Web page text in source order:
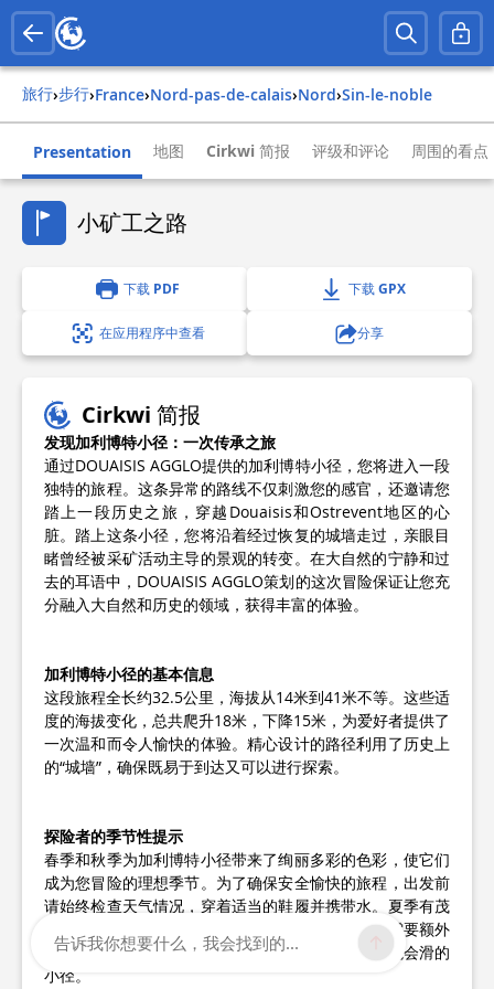
旅行› 步行› france› nord-pas-de-calais› nord› sin-le-noble
Presentation 地图 Cirkwi 简报 评级和评论 周围的看点
小矿工之路
下载 PDF 下载 GPX
在应用程序中查看 分享
Cirkwi 简报
发现加利博特小径：一次传承之旅
通过DOUAISIS AGGLO提供的加利博特小径，您将进入一段
独特的旅程。这条异常的路线不仅刺激您的感官，还邀请您
踏上一段历史之旅，穿越Douaisis和Ostrevent地区的心
脏。踏上这条小径，您将沿着经过恢复的城墙走过，亲眼目
睹曾经被采矿活动主导的景观的转变。在大自然的宁静和过
去的耳语中，DOUAISIS AGGLO策划的这次冒险保证让您充
分融入大自然和历史的领域，获得丰富的体验。
加利博特小径的基本信息
这段旅程全长约32.5公里，海拔从14米到41米不等。这些适
度的海拔变化，总共爬升18米，下降15米，为爱好者提供了
一次温和而令人愉快的体验。精心设计的路径利用了历史上
的“城墙”，确保既易于到达又可以进行探索。
探险者的季节性提示
春季和秋季为加利博特小径带来了绚丽多彩的色彩，使它们
成为您冒险的理想季节。为了确保安全愉快的旅程，出发前
请始终检查天气情况，穿着适当的鞋履并携带水。夏季有茂
密的绿色植被，但也有较高的温度和偶尔的雷雨，需要额外
的注意。冬季虽然宁静，但要准备好天黑得早和可能会滑的
小径。
告诉我你想要什么，我会找到的...